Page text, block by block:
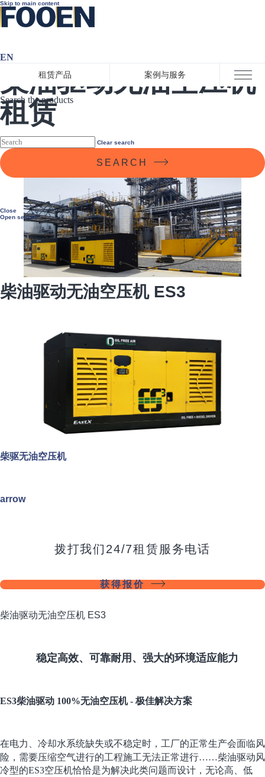
Skip to main content
租赁产品 案例与服务
Close menu
EN
Search the products
Clear search
SEARCH
Close
Open search
柴油驱动无油空压机
租赁
柴油驱动无油空压机 ES3
柴驱无油空压机
arrow
拨打我们24/7租赁服务电话
获得报价
柴油驱动无油空压机 ES3
稳定高效、可靠耐用、强大的环境适应能力
ES3柴油驱动 100%无油空压机 - 极佳解决方案
在电力、冷却水系统缺失或不稳定时，工厂的正常生产会面临风
险，需要压缩空气进行的工程施工无法正常进行……柴油驱动风
冷型的ES3空压机恰恰是为解决此类问题而设计，无论高、低